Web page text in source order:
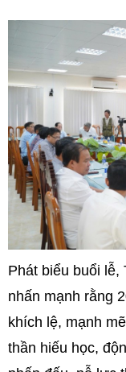
Phát biểu buổi
nhấn mạnh rằng
khích lệ, mạnh
thần hiếu học,